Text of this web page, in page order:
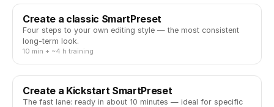
Create a classic SmartPreset
Four steps to your own editing style — the most consistent
long-term look.
10 min + ~4 h training
Create a Kickstart SmartPreset
The fast lane: ready in about 10 minutes — ideal for specific